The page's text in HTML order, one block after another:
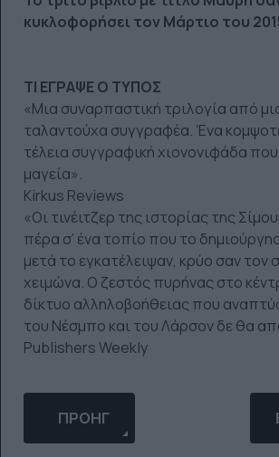
κυκλοφορήσει τον Μάρτιο του
ΤΙ ΕΓΡΑΨΕ Ο ΤΥΠΟΣ
«Μια συναρπαστική τριλογία από
ταλαντούχα συγγραφέα. Ένα
τέλεια συγγραφική χιονονιφάδα
μαγεία».
Kirkus Reviews
«Οι τινέιτζερ της ιστορίας της
πέρα σ’ ένα τοπίο που το
μετά το εγκατέλειψαν, κρύο σαν τον
χειμώνα. Ο ζεστός πυρήνας στο
δίκτυο αλληλοβοήθειας που
του Νέσμπο και του Λάρσον δε θα
Publishers Weekly
ΠΡΟΗΓΟΎΜΕΝΟ ΆΡΘΡΟ:
ΠΡΟΗΓ